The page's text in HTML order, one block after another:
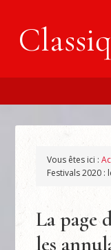
Vous êtes ici :
Festivals 2020
La page
les